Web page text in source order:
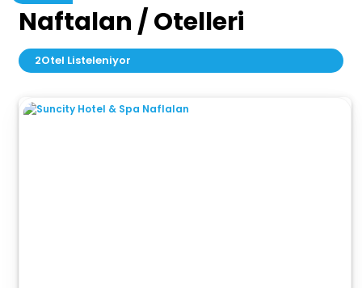
Naftalan / Otelleri
2Otel Listeleniyor